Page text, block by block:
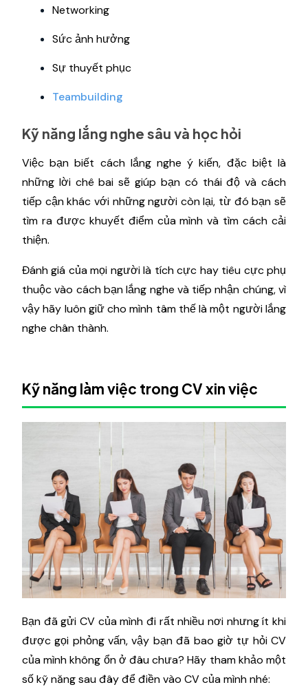
Networking
Sức ảnh hưởng
Sự thuyết phục
Teambuilding
Kỹ năng lắng nghe sâu và học hỏi
Việc bạn biết cách lắng nghe ý kiến, đặc biệt là
những lời chê bai sẽ giúp bạn có thái độ và cách
tiếp cận khác với những người còn lại, từ đó bạn sẽ
tìm ra được khuyết điểm của mình và tìm cách cải
thiện.
Đánh giá của mọi người là tích cực hay tiêu cực phụ
thuộc vào cách bạn lắng nghe và tiếp nhận chúng, vì
vậy hãy luôn giữ cho mình tâm thế là một người lắng
nghe chân thành.
Kỹ năng làm việc trong CV xin việc
Bạn đã gửi CV của mình đi rất nhiều nơi nhưng ít khi
được gọi phỏng vấn, vậy bạn đã bao giờ tự hỏi CV
của mình không ổn ở đâu chưa? Hãy tham khảo một
số kỹ năng sau đây để điền vào CV của mình nhé: